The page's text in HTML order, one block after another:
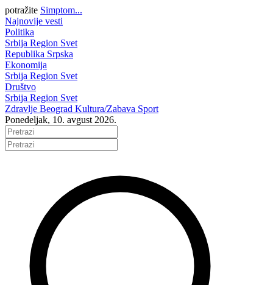
potražite Simptom...
Najnovije vesti
Politika
Srbija Region Svet
Republika Srpska
Ekonomija
Srbija Region Svet
Društvo
Srbija Region Svet
Zdravlje Beograd Kultura/Zabava Sport
Ponedeljak, 10. avgust 2026.